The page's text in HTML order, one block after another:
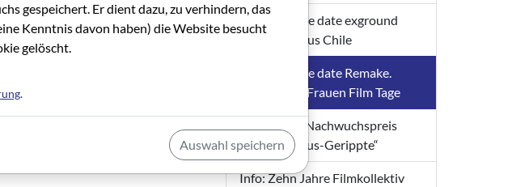
Info: Save the date exground
filmfest: Fokus Chile
Info: Save the date Remake.
Frankfurter Frauen Film Tage
Info: Neuer Nachwuchspreis
„Das Filmhaus-Gerippte“
Info: Zehn Jahre Filmkollektiv
gespeichert. Er dient dazu, zu verhindern, das
Kenntnis davon haben) die Website besucht
gelöscht.
.
Auswahl speichern